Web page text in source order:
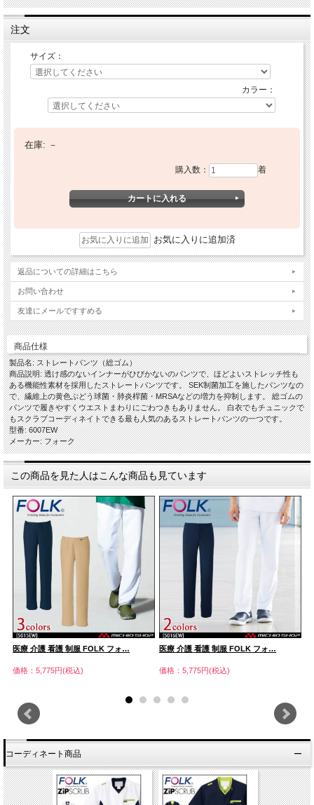
注文
サイズ：
カラー：
在庫: －
購入数： 着
お気に入りに追加済
返品についての詳細はこちら
お問い合わせ
友達にメールですすめる
商品仕様
製品名: ストレートパンツ（総ゴム）
商品説明: 透け感のないインナーがひびかないのパンツで、ほどよいストレッチ性も
ある機能性素材を採用したストレートパンツです。 SEK制菌加工を施したパンツなの
で、繊維上の黄色ぶどう球菌・肺炎桿菌・MRSAなどの増力を抑制します。 総ゴムの
パンツで履きやすくウエストまわりにごわつきもありません。 白衣でもチュニックで
もスクラブコーディネイトできる最も人気のあるストレートパンツの一つです。
型番: 6007EW
メーカー: フォーク
この商品を見た人はこんな商品も見ています
医療 介護 看護 制服 FOLK フォ…
価格：5,775円(税込)
医療 介護 看護 制服 FOLK フォ…
価格：5,775円(税込)
コーディネート商品